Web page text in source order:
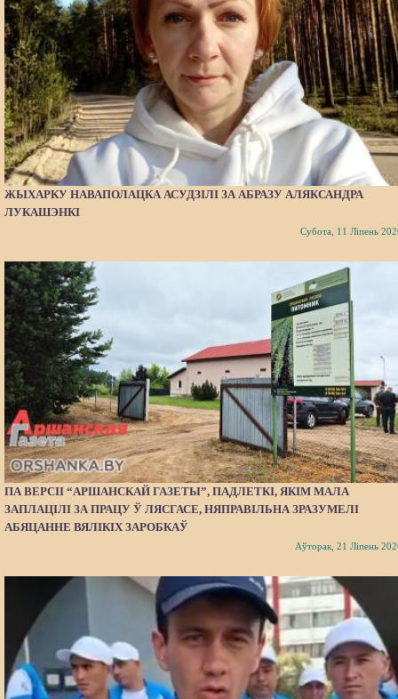
ЖЫХАРКУ НАВАПОЛАЦКА АСУДЗІЛІ ЗА АБРАЗУ АЛЯКСАНДРА
ЛУКАШЭНКІ
Субота, 11 Ліпень
ПА ВЕРСІІ “АРШАНСКАЙ ГАЗЕТЫ”, ПАДЛЕТКІ, ЯКІМ МАЛА
ЗАПЛАЦІЛІ ЗА ПРАЦУ Ў ЛЯСГАСЕ, НЯПРАВІЛЬНА ЗРАЗУМЕЛІ
АБЯЦАННЕ ВЯЛІКІХ ЗАРОБКАЎ
Аўторак, 21 Ліпень